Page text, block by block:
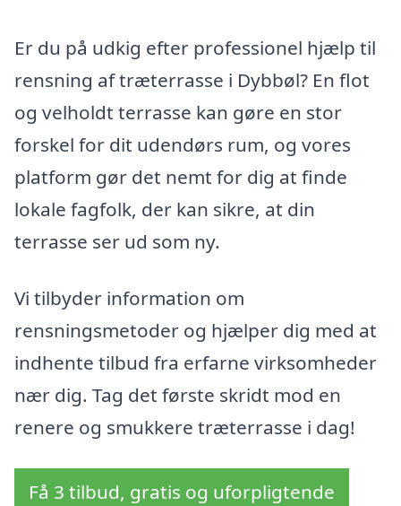
Er du på udkig efter professionel hjælp til
rensning af træterrasse i Dybbøl? En flot
og velholdt terrasse kan gøre en stor
forskel for dit udendørs rum, og vores
platform gør det nemt for dig at finde
lokale fagfolk, der kan sikre, at din
terrasse ser ud som ny.
Vi tilbyder information om
rensningsmetoder og hjælper dig med at
indhente tilbud fra erfarne virksomheder
nær dig. Tag det første skridt mod en
renere og smukkere træterrasse i dag!
Få 3 tilbud, gratis og uforpligtende